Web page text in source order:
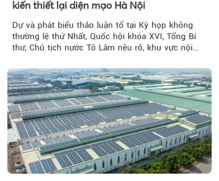
kiến thiết lại diện mạo Hà Nội
Dự và phát biểu thảo luận tổ tại Kỳ họp không
thường lệ thứ Nhất, Quốc hội khóa XVI, Tổng Bí
thư, Chủ tịch nước Tô Lâm nêu rõ, khu vực nội